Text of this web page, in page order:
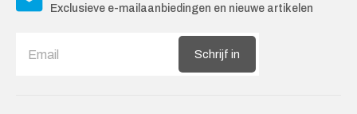
Exclusieve e-mailaanbiedingen en nieuwe artikelen
Schrijf in